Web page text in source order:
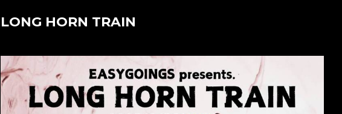
LONG HORN TRAIN